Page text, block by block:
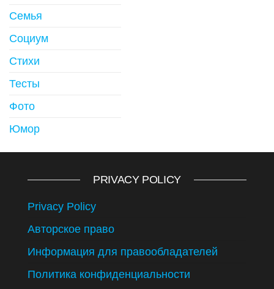
Семья
Социум
Стихи
Тесты
Фото
Юмор
PRIVACY POLICY
Privacy Policy
Авторское право
Информация для правообладателей
Политика конфиденциальности